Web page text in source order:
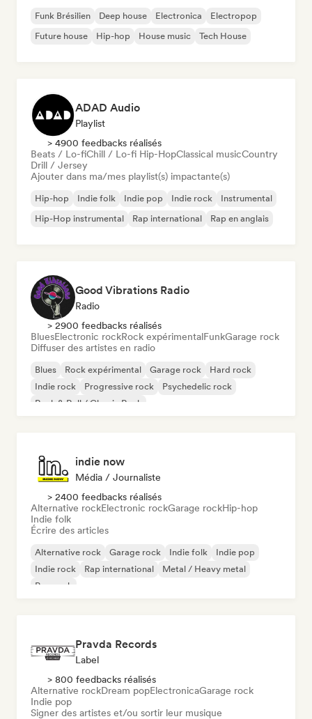
Funk Brésilien Deep house Electronica
Electropop
Future house
Hip-hop House music Tech House
ADAD Audio
Playlist
> 4900 feedbacks réalisés
Beats / Lo-fiChill / Lo-fi Hip-HopClassical musicCountry
Drill / Jersey
Ajouter dans ma/mes playlist(s) impactante(s)
Hip-hop Indie folk Indie pop Indie rock
Instrumental
Hip-Hop instrumental
Rap international Rap en anglais
Good Vibrations Radio
Radio
> 2900 feedbacks réalisés
BluesElectronic rockRock expérimentalFunkGarage rock
Diffuser des artistes en radio
Blues Rock expérimental Garage rock
Hard rock
Indie rock
Progressive rock
Psychedelic rock
Rock & Roll / Classic Rock
indie now
Média / Journaliste
> 2400 feedbacks réalisés
Alternative rockElectronic rockGarage rockHip-hop
Indie folk
Écrire des articles
Alternative rock Garage rock Indie folk
Indie pop
Indie rock
Rap international
Metal / Heavy metal
Pop rock
Pravda Records
Label
> 800 feedbacks réalisés
Alternative rockDream popElectronicaGarage rock
Indie pop
Signer des artistes et/ou sortir leur musique